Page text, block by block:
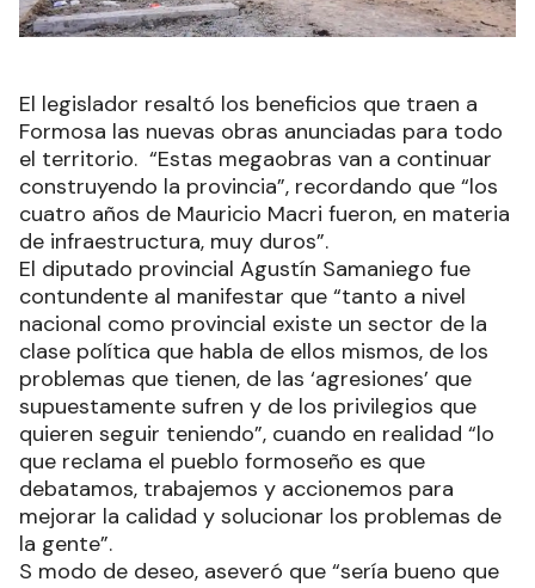
El legislador resaltó los beneficios que traen a
Formosa las nuevas obras anunciadas para todo
el territorio. “Estas megaobras van a continuar
construyendo la provincia”, recordando que “los
cuatro años de Mauricio Macri fueron, en materia
de infraestructura, muy duros”.
El diputado provincial Agustín Samaniego fue
contundente al manifestar que “tanto a nivel
nacional como provincial existe un sector de la
clase política que habla de ellos mismos, de los
problemas que tienen, de las ‘agresiones’ que
supuestamente sufren y de los privilegios que
quieren seguir teniendo”, cuando en realidad “lo
que reclama el pueblo formoseño es que
debatamos, trabajemos y accionemos para
mejorar la calidad y solucionar los problemas de
la gente”.
S modo de deseo, aseveró que “sería bueno que